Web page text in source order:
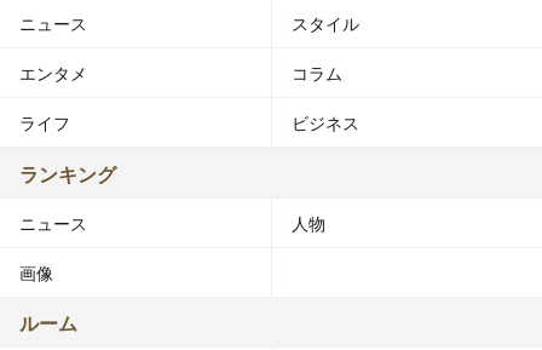
ニュース スタイル
エンタメ コラム
ライフ ビジネス
ランキング
ニュース 人物
画像
ルーム